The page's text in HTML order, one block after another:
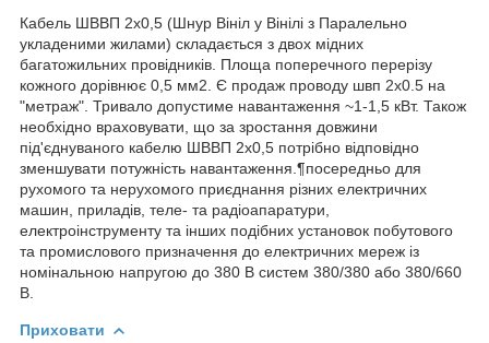
Кабель ШВВП 2х0,5 (Шнур Вініл у Вінілі з Паралельно
укладеними жилами) складається з двох мідних
багатожильних провідників. Площа поперечного перерізу
кожного дорівнює 0,5 мм2. Є продаж проводу швп 2х0.5 на
"метраж". Тривало допустиме навантаження ~1-1,5 кВт. Також
необхідно враховувати, що за зростання довжини
під'єднуваного кабелю ШВВП 2х0,5 потрібно відповідно
зменшувати потужність навантаження.¶посередньо для
рухомого та нерухомого приєднання різних електричних
машин, приладів, теле- та радіоапаратури,
електроінструменту та інших подібних установок побутового
та промислового призначення до електричних мереж із
номінальною напругою до 380 В систем 380/380 або 380/660
В.
Приховати